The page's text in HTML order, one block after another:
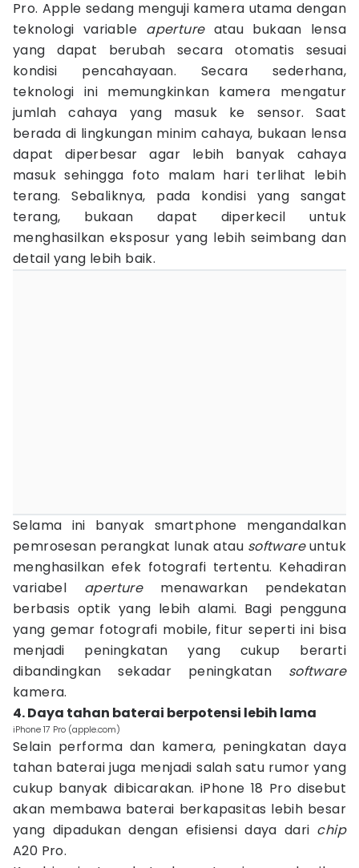
Pro. Apple sedang menguji kamera utama dengan
teknologi variable apertureatau bukaan lensa
yang dapat berubah secara otomatis sesuai
kondisi pencahayaan. Secara sederhana,
teknologi ini memungkinkan kamera mengatur
jumlah cahaya yang masuk ke sensor. Saat
berada di lingkungan minim cahaya, bukaan lensa
dapat diperbesar agar lebih banyak cahaya
masuk sehingga foto malam hari terlihat lebih
terang. Sebaliknya, pada kondisi yang sangat
terang, bukaan dapat diperkecil untuk
menghasilkan eksposur yang lebih seimbang dan
detail yang lebih baik.
Selama ini banyak smartphone mengandalkan
pemrosesan perangkat lunak atau softwareuntuk
menghasilkan efek fotografi tertentu. Kehadiran
variabel aperturemenawarkan pendekatan
berbasis optik yang lebih alami. Bagi pengguna
yang gemar fotografi mobile, fitur seperti ini bisa
menjadi peningkatan yang cukup berarti
dibandingkan sekadar peningkatan software
kamera.
4. Daya tahan baterai berpotensi lebih lama
iPhone 17 Pro (apple.com)
Selain performa dan kamera, peningkatan daya
tahan baterai juga menjadi salah satu rumor yang
cukup banyak dibicarakan. iPhone 18 Pro disebut
akan membawa baterai berkapasitas lebih besar
yang dipadukan dengan efisiensi daya dari chip
A20 Pro.